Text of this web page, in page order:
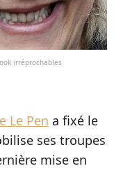
irréprochables
Le Pen a fixé le
ses troupes
mise en